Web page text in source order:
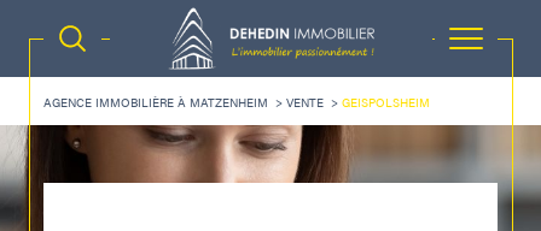
AGENCE IMMOBILIÈRE À MATZENHEIM VENTE GEISPOLSHEIM